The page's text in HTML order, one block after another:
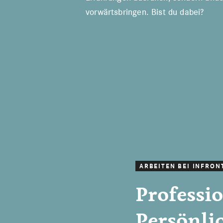
vorwärtsbringen. Bist du dabei?
ARBEITEN BEI